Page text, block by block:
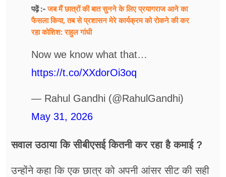
पढ़ें :-जब मैं छात्रों की बात सुनने के लिए प्रयागराज आने का
फैसला किया, तब से प्रशासन मेरे कार्यक्रम को रोकने की कर
रहा कोशिश: राहुल गांधी
Now we know what that…
https://t.co/XXdorOi3oq
— Rahul Gandhi (@RahulGandhi)
May 31, 2026
सवाल उठाया कि सीबीएसई कितनी कर रहा है कमाई ?
उन्होंने कहा कि एक छात्र को अपनी आंसर सीट की सही